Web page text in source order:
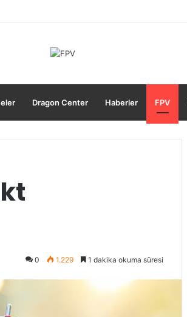
Dragon Center Haberler FPV
0 1.229 1 dakika okuma süresi